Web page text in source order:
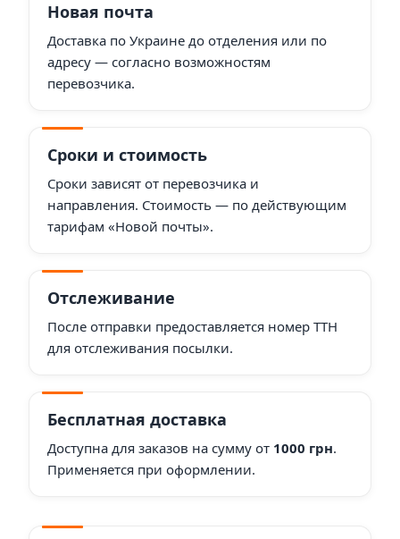
Новая почта
Доставка по Украине до отделения или по
адресу — согласно возможностям
перевозчика.
Сроки и стоимость
Сроки зависят от перевозчика и
направления. Стоимость — по действующим
тарифам «Новой почты».
Отслеживание
После отправки предоставляется номер ТТН
для отслеживания посылки.
Бесплатная доставка
Доступна для заказов на сумму от 1000 грн.
Применяется при оформлении.